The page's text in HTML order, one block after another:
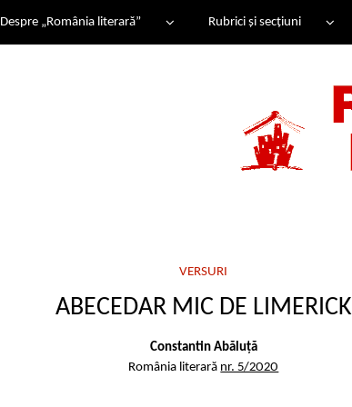
Despre „România literară” Rubrici și secțiuni
VERSURI
ABECEDAR MIC DE LIMERICK
Constantin Abăluță
România literară nr. 5/2020